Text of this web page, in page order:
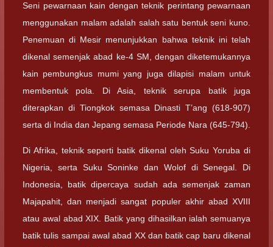
Seni pewarnaan kain dengan teknik perintang pewarnaan
menggunakan malam adalah salah satu bentuk seni kuno.
Penemuan di Mesir menunjukkan bahwa teknik ini telah
dikenal semenjak abad ke-4 SM, dengan diketemukannya
kain pembungkus mumi yang juga dilapisi malam untuk
membentuk pola. Di Asia, teknik serupa batik juga
diterapkan di Tiongkok semasa Dinasti T’ang (618-907)
serta di India dan Jepang semasa Periode Nara (645-794).
Di Afrika, teknik seperti batik dikenal oleh Suku Yoruba di
Nigeria, serta Suku Soninke dan Wolof di Senegal. Di
Indonesia, batik dipercaya sudah ada semenjak zaman
Majapahit, dan menjadi sangat populer akhir abad XVIII
atau awal abad XIX. Batik yang dihasilkan ialah semuanya
batik tulis sampai awal abad XX dan batik cap baru dikenal